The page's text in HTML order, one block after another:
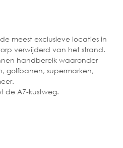
meest exclusieve locaties in
verwijderd van het strand.
handbereik waaronder
golfbanen, supermarken,
de A7-kustweg.